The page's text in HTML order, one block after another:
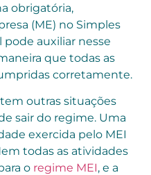
obrigatória,
(ME) no Simples
pode auxiliar nesse
que todas as
corretamente.
outras situações
sair do regime. Uma
exercida pelo MEI
todas as atividades
o regime MEI, e a